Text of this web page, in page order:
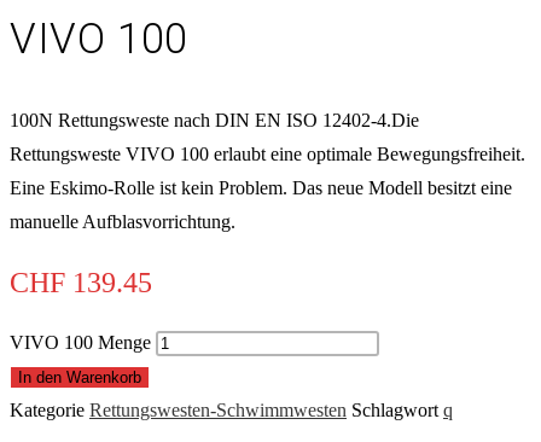
VIVO 100
100N Rettungsweste nach DIN EN ISO 12402-4.Die
Rettungsweste VIVO 100 erlaubt eine optimale Bewegungsfreiheit.
Eine Eskimo-Rolle ist kein Problem. Das neue Modell besitzt eine
manuelle Aufblasvorrichtung.
CHF 139.45
VIVO 100 Menge
In den Warenkorb
Kategorie Rettungswesten-Schwimmwesten Schlagwort q